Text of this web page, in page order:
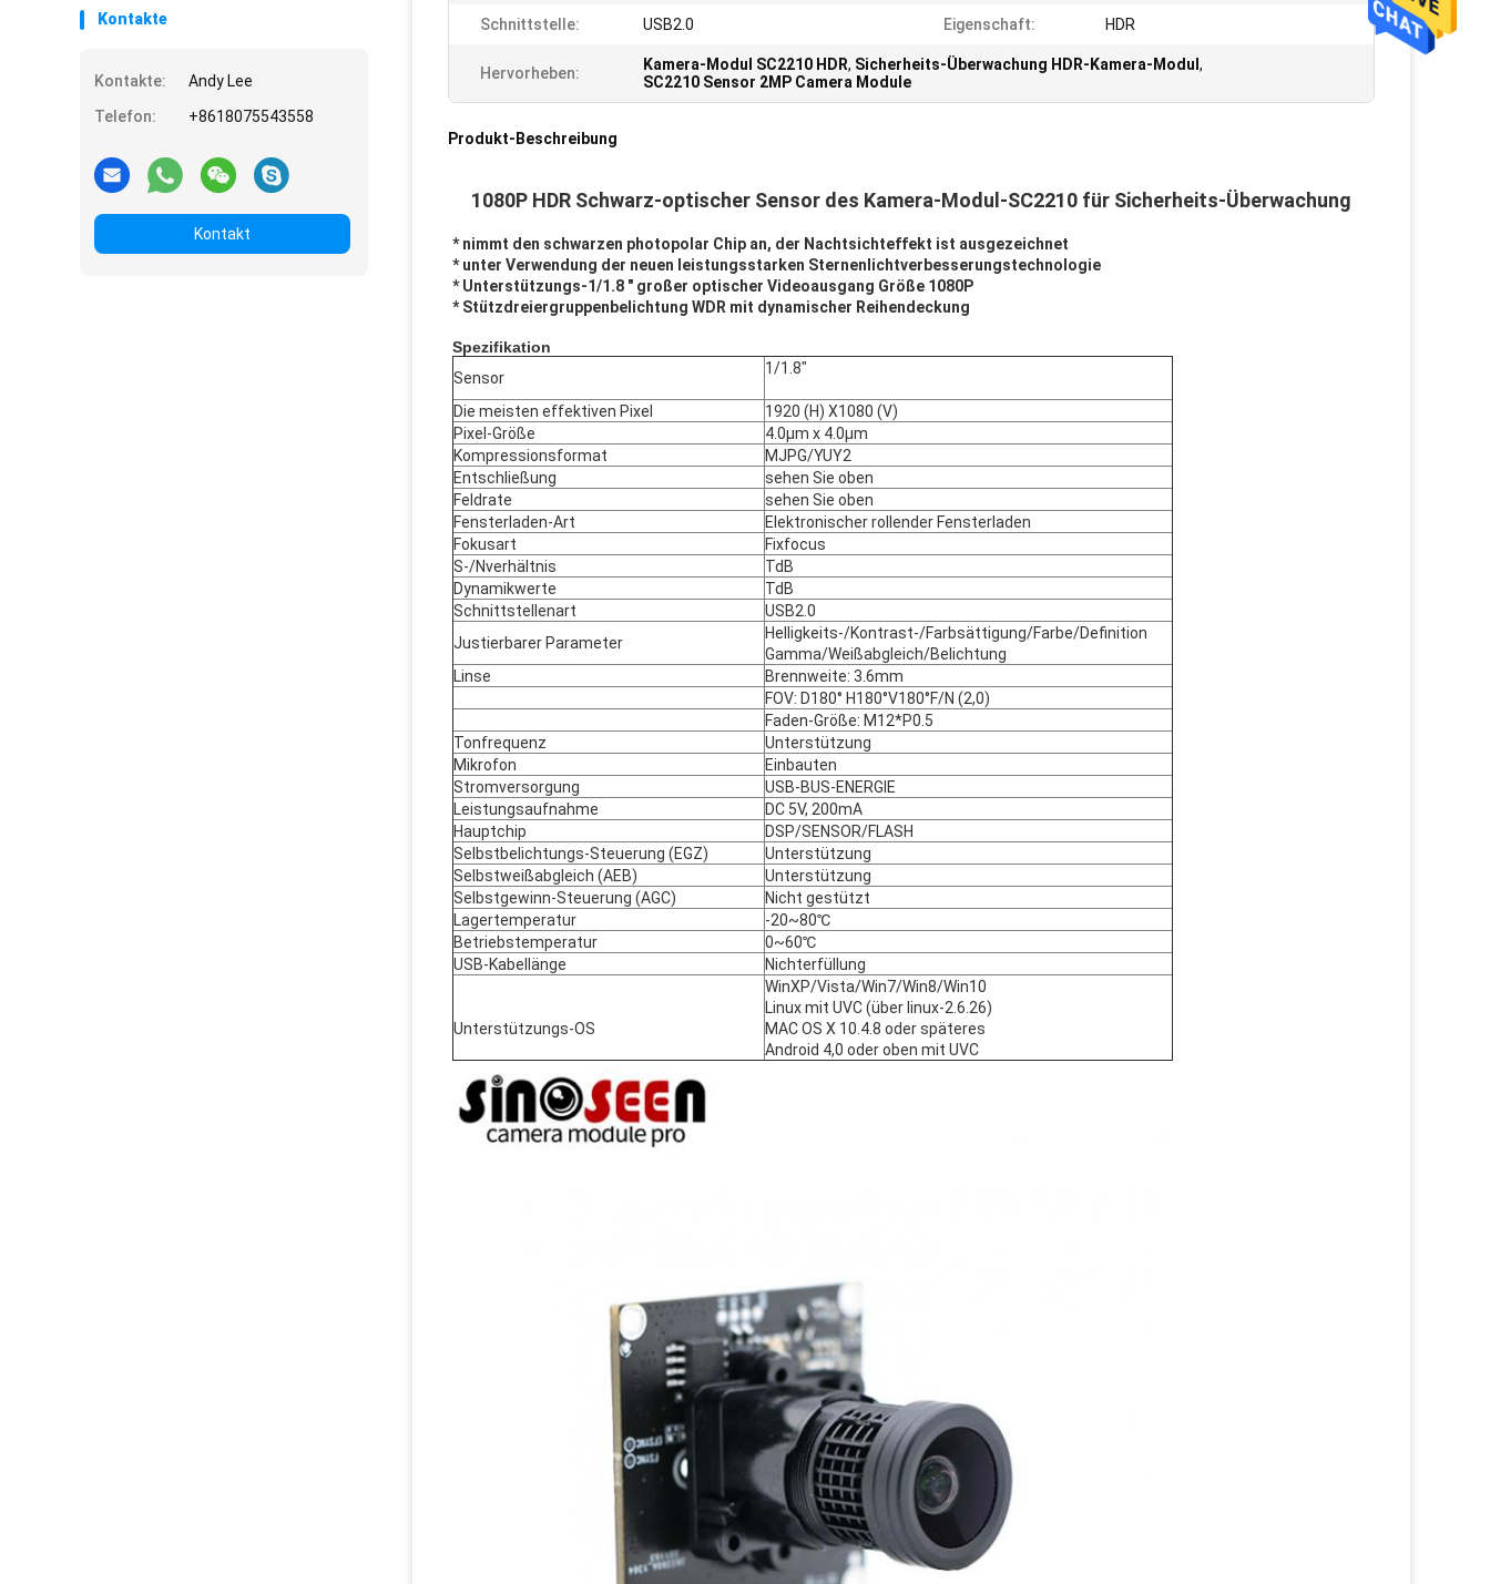
Kontakte
Kontakte:
Andy Lee
Telefon:
+8618075543558
Kontakt
Schnittstelle: USB2.0 Eigenschaft: HDR
Hervorheben: Kamera-Modul SC2210 HDR, Sicherheits-Überwachung HDR-Kamera-Modul ,
SC2210 Sensor 2MP Camera Module
Produkt-Beschreibung
1080P HDR Schwarz-optischer Sensor des Kamera-Modul-SC2210 für Sicherheits-Überwachung
* nimmt den schwarzen photopolar Chip an, der Nachtsichteffekt ist ausgezeichnet
* unter Verwendung der neuen leistungsstarken Sternenlichtverbesserungstechnologie
* Unterstützungs-1/1.8 ″ großer optischer Videoausgang Größe 1080P
* Stützdreiergruppenbelichtung WDR mit dynamischer Reihendeckung
Spezifikation
Sensor
1/1.8"
Die meisten effektiven Pixel
1920 (H) X1080 (V)
Pixel-Größe
4.0μm x 4.0μm
Kompressionsformat
MJPG/YUY2
Entschließung
sehen Sie oben
Feldrate
sehen Sie oben
Fensterladen-Art
Elektronischer rollender Fensterladen
Fokusart
Fixfocus
S-/Nverhältnis
TdB
Dynamikwerte
TdB
Schnittstellenart
USB2.0
Justierbarer Parameter
Helligkeits-/Kontrast-/Farbsättigung/Farbe/Definition
Gamma/Weißabgleich/Belichtung
Linse
Brennweite: 3.6mm
FOV: D180° H180°V180°F/N (2,0)
Faden-Größe: M12*P0.5
Tonfrequenz
Unterstützung
Mikrofon
Einbauten
Stromversorgung
USB-BUS-ENERGIE
Leistungsaufnahme
DC 5V, 200mA
Hauptchip
DSP/SENSOR/FLASH
Selbstbelichtungs-Steuerung (EGZ)
Unterstützung
Selbstweißabgleich (AEB)
Unterstützung
Selbstgewinn-Steuerung (AGC)
Nicht gestützt
Lagertemperatur
-20~80℃
Betriebstemperatur
0~60℃
USB-Kabellänge
Nichterfüllung
Unterstützungs-OS
WinXP/Vista/Win7/Win8/Win10
Linux mit UVC (über linux-2.6.26)
MAC OS X 10.4.8 oder späteres
Android 4,0 oder oben mit UVC